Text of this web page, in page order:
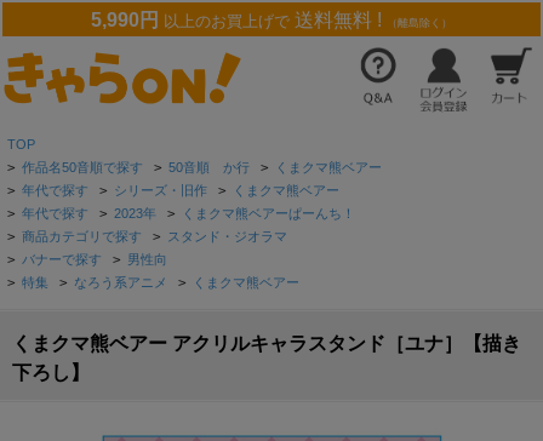
5,990円 以上のお買上げで 送料無料 ! （離島除く）
TOP
> 作品名50音順で探す > 50音順 か行 > くまクマ熊ベアー
> 年代で探す > シリーズ・旧作 > くまクマ熊ベアー
> 年代で探す > 2023年 > くまクマ熊ベアーぱーんち！
> 商品カテゴリで探す > スタンド・ジオラマ
> バナーで探す > 男性向
> 特集 > なろう系アニメ > くまクマ熊ベアー
くまクマ熊ベアー アクリルキャラスタンド［ユナ］【描き
下ろし】